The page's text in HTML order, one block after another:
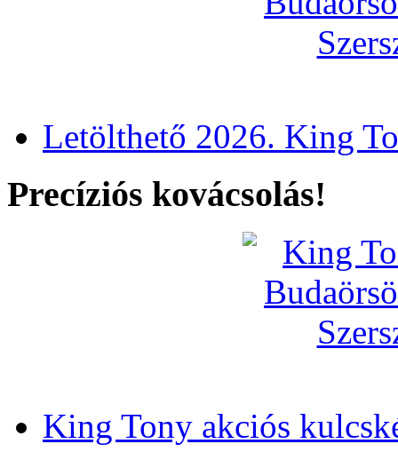
Letölthető 2026. King
Precíziós kovácsolás!
King Tony akciós